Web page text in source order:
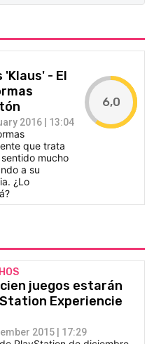
'Klaus' - El
2016 | 13:04
que trata
mucho
a su
¿Lo
6,0
cien juegos estarán
Experiencie
2015 | 17:29